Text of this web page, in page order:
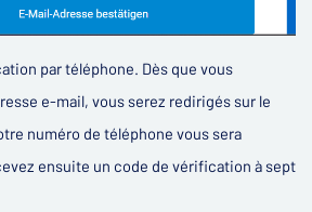
par téléphone. Dès que vous
e-mail, vous serez redirigés sur le
numéro de téléphone vous sera
ensuite un code de vérification à sept